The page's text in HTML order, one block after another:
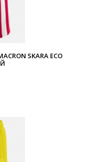
SKARA ECO